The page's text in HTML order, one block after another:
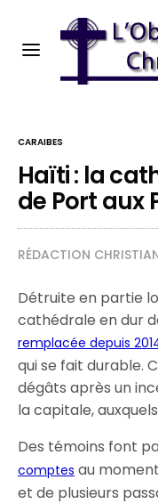
CARAIBES
Haïti : la
de Port aux
RÉDACTION
Détruite en partie
cathédrale en dur
remplacée depuis
qui se fait durable.
dégâts après un
la capitale,
Des témoins font
comptes au
et de plusieurs